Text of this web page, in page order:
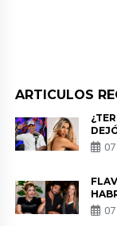
ARTICULOS
DE
DE